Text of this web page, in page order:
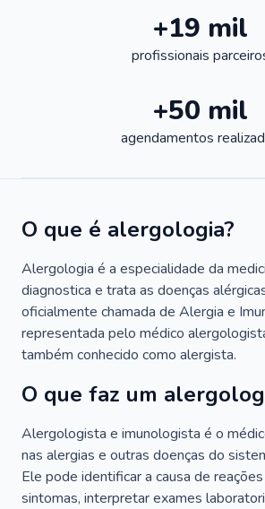
+19 mil
profissionais
+50 mil
agendamentos
O que é alergologia?
Alergologia é a especialidade da
diagnostica e trata as doenças
oficialmente chamada de Alergia e
representada pelo médico
também conhecido como alergista.
O que faz um
Alergologista e imunologista é o
nas alergias e outras doenças do
Ele pode identificar a causa de
sintomas, interpretar exames